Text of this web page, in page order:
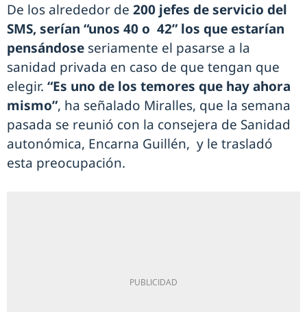
De los alrededor de 200 jefes de servicio del
SMS, serían “unos 40 o 42” los que estarían
pensándose seriamente el pasarse a la
sanidad privada en caso de que tengan que
elegir. “Es uno de los temores que hay ahora
mismo”, ha señalado Miralles, que la semana
pasada se reunió con la consejera de Sanidad
autonómica, Encarna Guillén, y le trasladó
esta preocupación.